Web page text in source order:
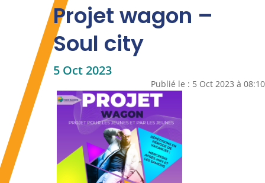
Projet wagon –
Soul city
5 Oct 2023
Publié le : 5 Oct 2023 à 08:10